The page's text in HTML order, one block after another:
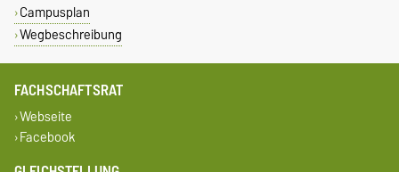
Campusplan
Wegbeschreibung
FACHSCHAFTSRAT
Webseite
Facebook